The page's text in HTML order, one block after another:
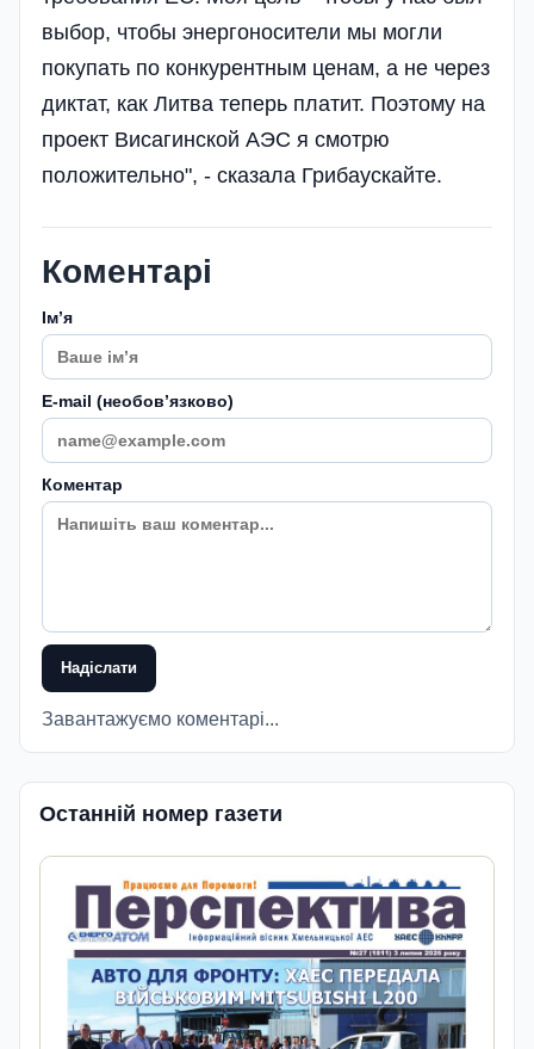
выбор, чтобы энергоносители мы могли
покупать по конкурентным ценам, а не через
диктат, как Литва теперь платит. Поэтому на
проект Висагинской АЭС я смотрю
положительно", - сказала Грибаускайте.
Коментарі
Імʼя
E-mail (необовʼязково)
Коментар
Надіслати
Завантажуємо коментарі...
Останній номер газети